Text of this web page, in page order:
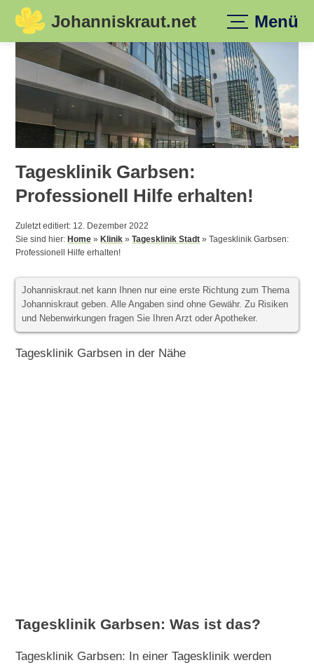
Skip
content
Johanniskraut.net Menü
Tagesklinik Garbsen:
Professionell Hilfe erhalten!
Zuletzt editiert: 12. Dezember 2022
Sie sind hier:Home »Klinik »Tagesklinik Stadt »Tagesklinik Garbsen:
Professionell Hilfe erhalten!
Johanniskraut.net kann Ihnen nur eine erste Richtung zum Thema
Johanniskraut geben. Alle Angaben sind ohne Gewähr. Zu Risiken
und Nebenwirkungen fragen Sie Ihren Arzt oder Apotheker.
Tagesklinik Garbsen in der Nähe
Tagesklinik Garbsen: Was ist das?
Tagesklinik Garbsen: In einer Tagesklinik werden